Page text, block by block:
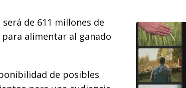
de 611 millones de
alimentar al ganado
de posibles